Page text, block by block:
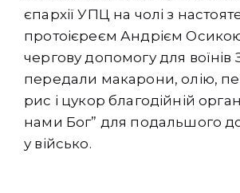
єпархії УПЦ на чолі з
протоієреєм Андрієм
чергову допомогу для воїнів
передали макарони, олію,
рис і цукор благодійній
нами Бог” для подальшого
у військо.